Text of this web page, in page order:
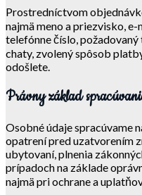
Prostredníctvom
najmä meno a priezvisko,
telefónne číslo,
chaty, zvolený spôsob
odošlete.
Právny základ
Osobné údaje spracúvame
opatrení pred uzatvorením
ubytovaní, plnenia
prípadoch na základe
najmä pri ochrane a